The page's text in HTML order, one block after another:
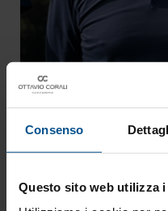
Consenso
Questo sito web utilizza